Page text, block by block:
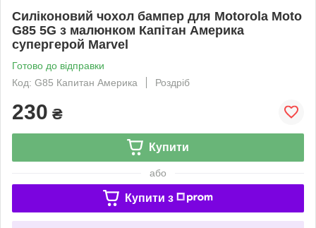
Силіконовий чохол бампер для Motorola Moto
G85 5G з малюнком Капітан Америка
супергерой Marvel
Готово до відправки
Код: G85 Капитан Америка
Роздріб
230 ₴
Купити
або
Купити з